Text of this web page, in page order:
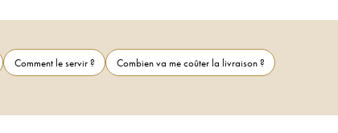
Comment le servir ?
Combien va me coûter la livraison ?